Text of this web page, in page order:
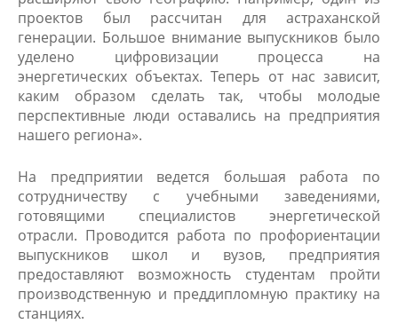
проектов был рассчитан для астраханской
генерации. Большое внимание выпускников было
уделено цифровизации процесса на
энергетических объектах. Теперь от нас зависит,
каким образом сделать так, чтобы молодые
перспективные люди оставались на предприятия
нашего региона».
На предприятии ведется большая работа по
сотрудничеству с учебными заведениями,
готовящими специалистов энергетической
отрасли. Проводится работа по профориентации
выпускников школ и вузов, предприятия
предоставляют возможность студентам пройти
производственную и преддипломную практику на
станциях.